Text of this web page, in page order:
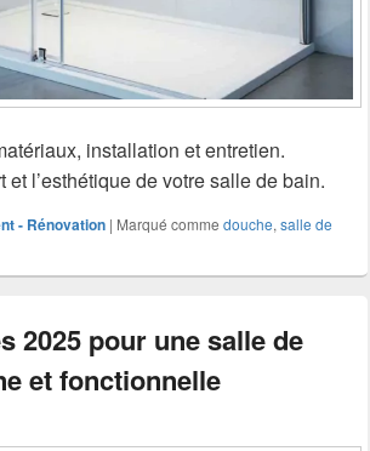
installation et entretien.
l’esthétique de votre salle de bain.
- Rénovation | Marqué comme douche, salle de
2025 pour une salle de
et fonctionnelle